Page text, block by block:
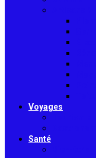
Voyages
Santé